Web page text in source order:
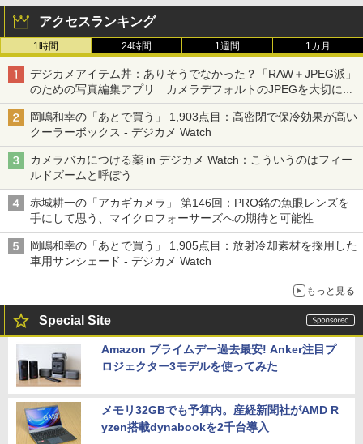
アクセスランキング
1時間 24時間 1週間 1カ月
デジカメアイテム丼：ありそうでなかった？「RAW＋JPEG派」
のための写真編集アプリ カメラデフォルトのJPEGを大切にす
る「Filmator」
岡嶋和幸の「あとで買う」 1,903点目：高密閉で保冷効果が高い
クーラーボックス - デジカメ Watch
カメラバカにつける薬 in デジカメ Watch：こういうのはフィー
ルドズームと呼ぼう
赤城耕一の「アカギカメラ」 第146回：PRO銘の魚眼レンズを
手にして思う、マイクロフォーサーズへの期待と可能性
岡嶋和幸の「あとで買う」 1,905点目：放射冷却素材を採用した
車用サンシェード - デジカメ Watch
もっと見る
Special Site
Amazon プライムデー過去最安! Anker注目プ
ロジェクター3モデルを使ってみた
メモリ32GBでも予算内。産経新聞社がAMD R
yzen搭載dynabookを2千台導入